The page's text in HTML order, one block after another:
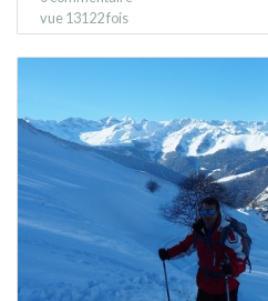
vue 13122 fois